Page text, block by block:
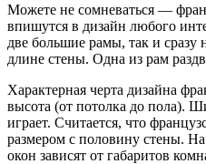
Можете не сомневаться —
впишутся в дизайн любого
две большие рамы, так и сразу
длине стены. Одна из рам
Характерная черта дизайна
высота (от потолка до пола).
играет. Считается, что
размером с половину стены.
окон зависят от габаритов